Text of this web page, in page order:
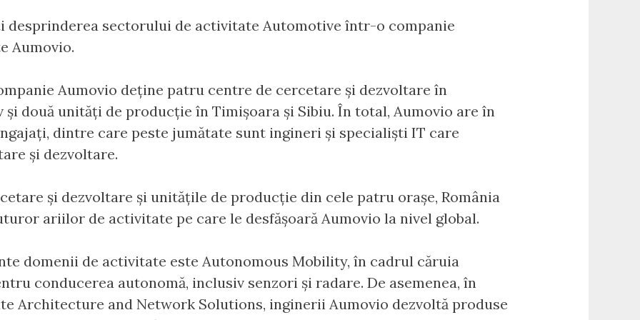
sectorului de activitate Automotive într-o companie
Aumovio.
Aumovio deține patru centre de cercetare și dezvoltare în
și două unități de producție în Timișoara și Sibiu. În total, Aumovio are în
dintre care peste jumătate sunt ingineri și specialiști IT care
și dezvoltare.
și dezvoltare și unitățile de producție din cele patru orașe, România
ariilor de activitate pe care le desfășoară Aumovio la nivel global.
domenii de activitate este Autonomous Mobility, în cadrul căruia
conducerea autonomă, inclusiv senzori și radare. De asemenea, în
Architecture and Network Solutions, inginerii Aumovio dezvoltă produse